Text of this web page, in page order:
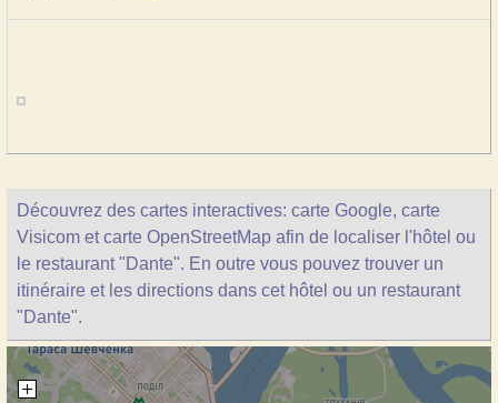
Découvrez des cartes interactives: carte Google, carte
Visicom et carte OpenStreetMap afin de localiser l'hôtel ou
le restaurant "Dante". En outre vous pouvez trouver un
itinéraire et les directions dans cet hôtel ou un restaurant
"Dante".